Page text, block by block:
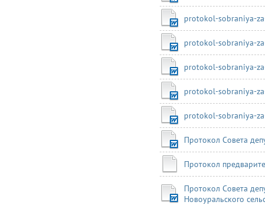
protokol-sobraniya-
protokol-sobraniya-
protokol-sobraniya-
protokol-sobraniya-
protokol-sobraniya-
Протокол Совета
Протокол
Протокол Совета
Новоуральского